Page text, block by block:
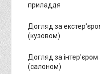
приладдя
Догляд за
(кузовом)
Догляд за інтер'єром
(салоном)